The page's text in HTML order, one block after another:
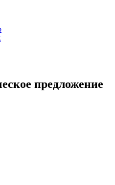
предложение